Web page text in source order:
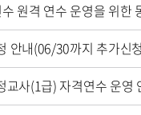
원격 연수 운영을 위한
안내(06/30까지 추가신
사(1급) 자격연수 운영